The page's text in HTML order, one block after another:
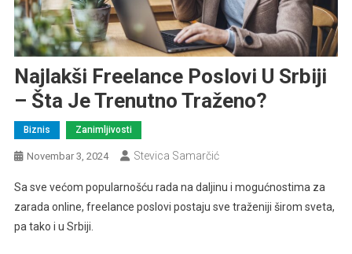
Najlakši Freelance Poslovi U Srbiji
– Šta Je Trenutno Traženo?
Biznis Zanimljivosti
Novembar 3, 2024 Stevica Samarčić
Sa sve većom popularnošću rada na daljinu i mogućnostima za
zarada online, freelance poslovi postaju sve traženiji širom sveta,
pa tako i u Srbiji.